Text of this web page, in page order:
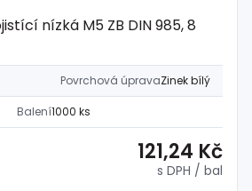
nízká M5 ZB DIN 985, 8
Povrchová úpravaZinek bílý
Balení1000 ks
121,24 Kč
s DPH / bal